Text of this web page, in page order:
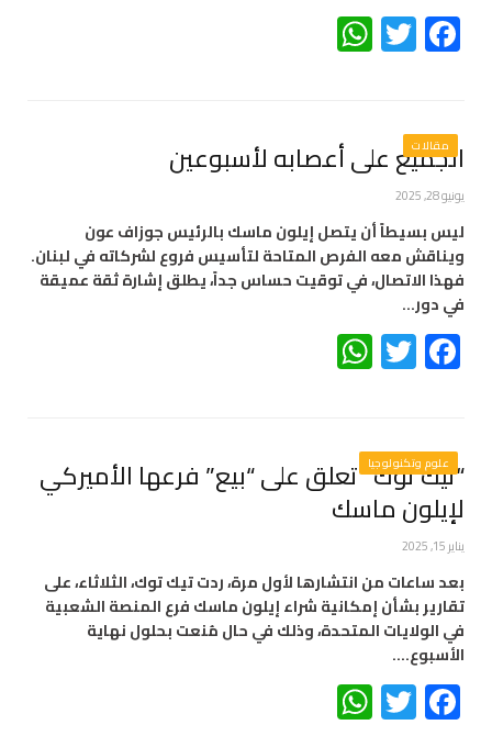
Facebook
Twitter
مقالات
الجميع على أعصابه لأسبوعين
يونيو 28, 2025
ليس بسيطاً أن يتصل إيلون ماسك بالرئيس جوزاف عون
ويناقش معه الفرص المتاحة لتأسيس فروع لشركاته في لبنان.
فهذا الاتصال، في توقيت حساس جداً، يطلق إشارة ثقة عميقة
في دور…
Facebook
Twitter
علوم وتكنولوجيا
“تيك توك” تعلق على “بيع” فرعها الأميركي
لإيلون ماسك
يناير 15, 2025
بعد ساعات من انتشارها لأول مرة، ردت تيك توك، الثلاثاء، على
تقارير بشأن إمكانية شراء إيلون ماسك فرع المنصة الشعبية
في الولايات المتحدة، وذلك في حال مُنعت بحلول نهاية
الأسبوع.…
Facebook
Twitter